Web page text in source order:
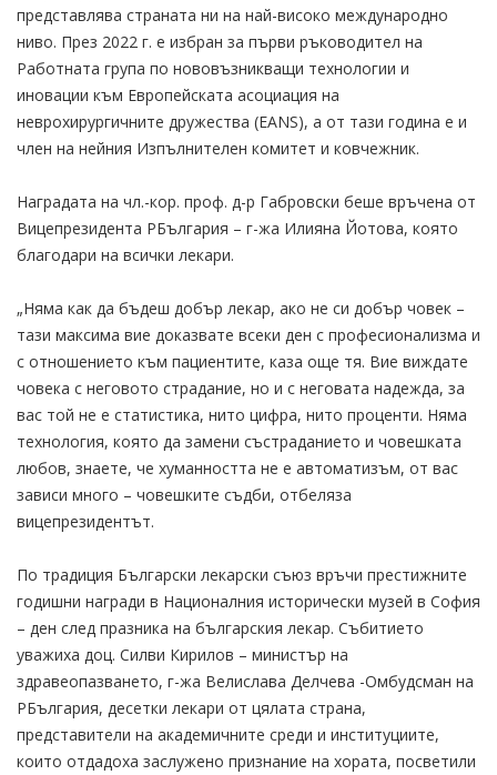
представлява страната ни на най-високо международно
ниво. През 2022 г. е избран за първи ръководител на
Работната група по нововъзникващи технологии и
иновации към Европейската асоциация на
неврохирургичните дружества (EANS), а от тази година е и
член на нейния Изпълнителен комитет и ковчежник.
Наградата на чл.-кор. проф. д-р Габровски беше връчена от
Вицепрезидента РБългария – г-жа Илияна Йотова, която
благодари на всички лекари.
„Няма как да бъдеш добър лекар, ако не си добър човек –
тази максима вие доказвате всеки ден с професионализма и
с отношението към пациентите, каза още тя. Вие виждате
човека с неговото страдание, но и с неговата надежда, за
вас той не е статистика, нито цифра, нито проценти. Няма
технология, която да замени състраданието и човешката
любов, знаете, че хуманността не е автоматизъм, от вас
зависи много – човешките съдби, отбеляза
вицепрезидентът.
По традиция Български лекарски съюз връчи престижните
годишни награди в Националния исторически музей в София
– ден след празника на българския лекар. Събитието
уважиха доц. Силви Кирилов – министър на
здравеопазването, г-жа Велислава Делчева -Омбудсман на
РБългария, десетки лекари от цялата страна,
представители на академичните среди и институциите,
които отдадоха заслужено признание на хората, посветили